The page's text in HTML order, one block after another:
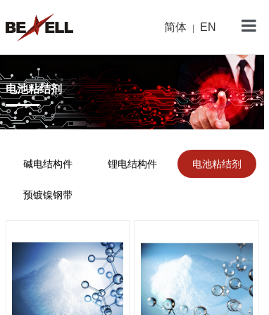
简体 | EN
金杨
关于
产品
研发
电池粘结剂
碱电结构件 锂电结构件 电池粘结剂
预镀镍钢带